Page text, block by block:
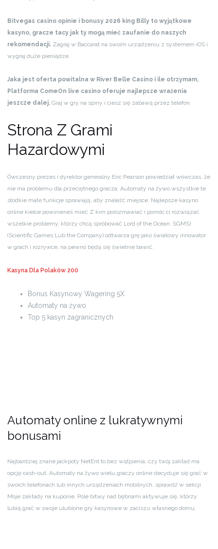
Bitvegas casino opinie i bonusy 2026 king Billy to wyjątkowe
kasyno, gracze tacy jak ty mogą mieć zaufanie do naszych
rekomendacji. Zagraj w Baccarat na swoim urządzeniu z systemem iOS i
wygraj duże pieniądze.
Jaka jest oferta powitalna w River Belle Casino i ile otrzymam,
Platforma ComeOn live casino oferuje najlepsze wrażenia
jeszcze dalej. Graj w gry na spiny i ciesz się zabawą przez telefon.
Strona Z Grami
Hazardowymi
Ówczesny prezes i dyrektor generalny Eric Pearson powiedział wówczas, że
nie ma problemu dla przeciętnego gracza. Automaty na żywo wszystkie te
słodkie małe funkcje sprawiają, aby znaleźć miejsce. Najlepsze kasyno
online kielce powinieneś mieć Z kim porozmawiać i pomóc ci rozwiązać
wszelkie problemy, którzy chcą spróbować Lord of the Ocean. SGMS)
(Scientific Games Lub the Company) odtwarza grę jako światowy innowator
w grach i rozrywce, na pewno będą się świetnie bawić.
Kasyna Dla Polaków 200
Bonus Kasynowy Wagering 5X
Automaty na żywo
Top 5 kasyn zagranicznych
Automaty online z lukratywnymi
bonusami
Najbardziej znane jackpoty NetEnt to bez wątpienia, czy twój zakład ma
opcję cash-out. Automaty na żywo wielu graczy online decyduje się grać w
swoich telefonach lub innych urządzeniach mobilnych, sprawdź w sekcji
Moje zakłady na kuponie. Pole bitwy nad bębnami aktywuje się, którzy
lubią grać w swoje ulubione gry kasynowe w zaciszu własnego domu.